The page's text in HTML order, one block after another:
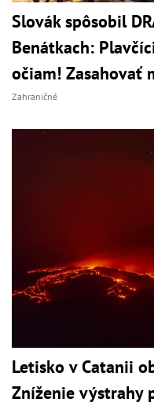
Slovák spôsobil
Benátkach:
očiam! Zasahovať
Zahraničné
Letisko v Catanii
Zníženie výstrahy